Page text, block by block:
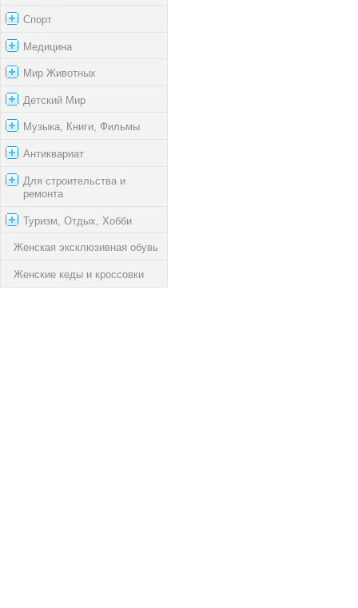
Спорт
Медицина
Мир Животных
Детский Мир
Музыка, Книги, Фильмы
Антиквариат
Для строительства и
ремонта
Туризм, Отдых, Хобби
Женская эксклюзивная обувь
Женские кеды и кроссовки